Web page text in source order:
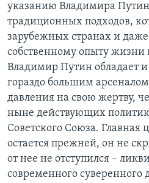
указанию Владимира
традиционных подходов,
зарубежных странах и
собственному опыту жизни
Владимир Путин обладает и
гораздо большим
давления на свою жертву,
ныне действующих
Советского Союза. Главная
остается прежней, он не
от нее не отступился –
современного суверенного